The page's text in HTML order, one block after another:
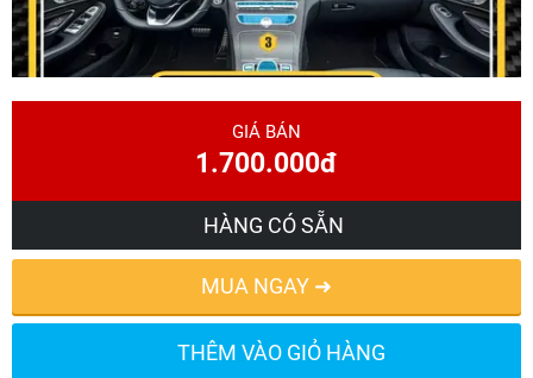
GIÁ BÁN
1.700.000đ
HÀNG CÓ SẴN
MUA NGAY ➜
THÊM VÀO GIỎ HÀNG